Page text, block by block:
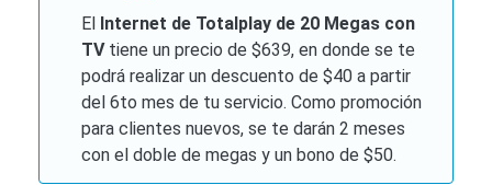
El Internet de Totalplay de 20 Megas con
TVtiene un precio de $639, en donde se te
podrá realizar un descuento de $40 a partir
del 6to mes de tu servicio. Como promoción
para clientes nuevos, se te darán 2 meses
con el doble de megas y un bono de $50.